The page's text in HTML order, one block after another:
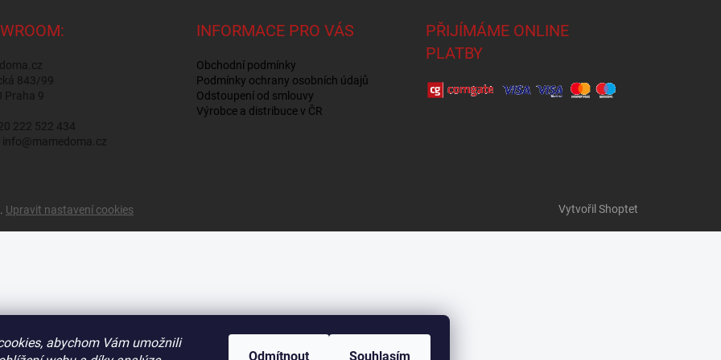
abychom Vám umožnili
Odmítnout Souhlasím
843/99
Praha 9
222 522 434
info@mamedoma.cz
INFORMACE PRO VÁS
Obchodní podmínky
Podmínky ochrany osobních údajů
Odstoupení od smlouvy
Výrobce a distribuce v ČR
PŘIJÍMÁME ONLINE
PLATBY
Vytvořil Shoptet
Upravit nastavení cookies